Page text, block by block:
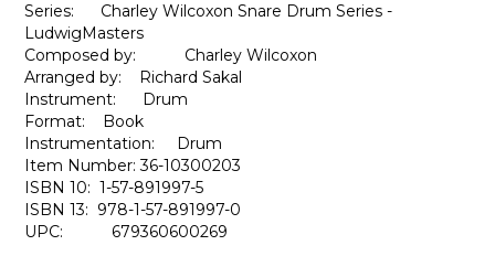
Series: Charley Wilcoxon Snare Drum Series -
LudwigMasters
Composed by: Charley Wilcoxon
Arranged by: Richard Sakal
Instrument: Drum
Format: Book
Instrumentation: Drum
Item Number: 36-10300203
ISBN 10: 1-57-891997-5
ISBN 13: 978-1-57-891997-0
UPC: 679360600269